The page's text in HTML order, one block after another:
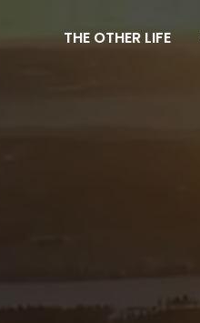
THE OTHER LIFE